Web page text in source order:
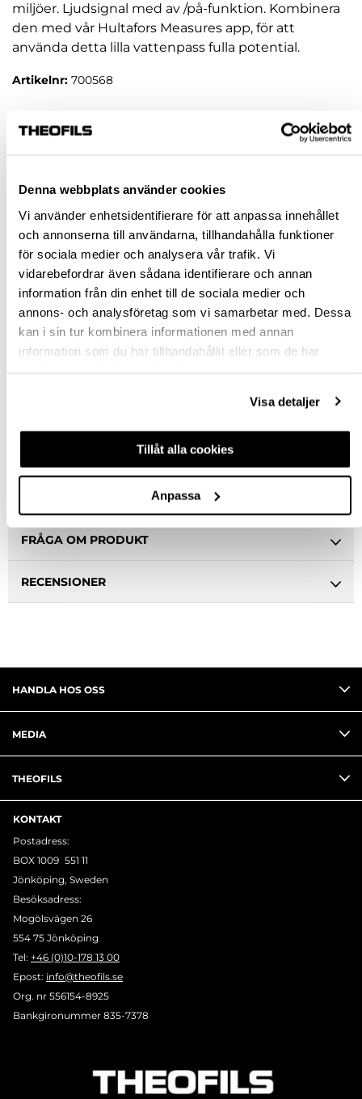
Denna webbplats använder cookies
Vi använder enhetsidentifierare för att anpassa innehållet
och annonserna till användarna, tillhandahålla funktioner
för sociala medier och analysera vår trafik. Vi
vidarebefordrar även sådana identifierare och annan
information från din enhet till de sociala medier och
annons- och analysföretag som vi samarbetar med. Dessa
kan i sin tur kombinera informationen med annan
information som du har tillhandahållit eller som de har
Visa detaljer
Tillåt alla cookies
Anpassa
miljöer. Ljudsignal med av /på-funktion. Kombinera
den med vår Hultafors Measures app, för att
använda detta lilla vattenpass fulla potential.
Artikelnr: 700568
1 745,00 kr
st
KÖP
Jönköping huvudlager Tillfälligt slut i lager online
Jönköping butik Finns i lager
Ledande leverantör i Sverige
FRÅGA OM PRODUKT
RECENSIONER
HANDLA HOS OSS
MEDIA
THEOFILS
KONTAKT
Postadress:
BOX 1009 551 11
Jönköping, Sweden
Besöksadress:
Mogölsvägen 26
554 75 Jönköping
Tel: +46 (0)10-178 13 00
Epost: info@theofils.se
Org. nr 556154-8925
Bankgironummer 835-7378